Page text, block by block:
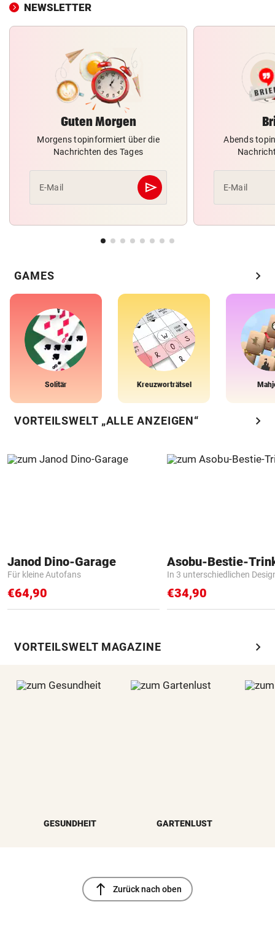
NEWSLETTER
Guten Morgen
Morgens topinformiert über die
Nachrichten des Tages
E-Mail send
Abschicken
Abends
E-Mail
GAMES chevron_right
Solitär Kreuzworträtsel
VORTEILSWELT „ALLE ANZEIGEN“ chevron_right
Janod Dino-Garage
Für kleine Autofans
€64,90
Asobu-Bestie-
In 3 unterschiedlichen
€34,90
VORTEILSWELT MAGAZINE chevron_right
GESUNDHEIT GARTENLUST
north Zurück nach oben